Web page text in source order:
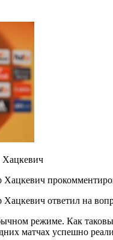
ответил на
режиме. Как
матчах успешно